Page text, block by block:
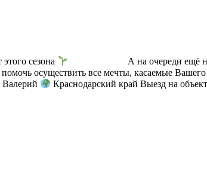
сезона ⠀ ⠀⠀⠀⠀ ⠀⠀ А на очереди ещё
осуществить все мечты, касаемые Вашего
Валерий
Краснодарский край Выезд на